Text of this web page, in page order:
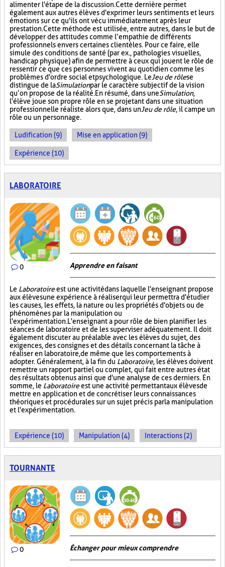
alimenter l'étape de la discussion. Cette dernière permet
également aux autres élèves d'exprimer leurs sentiments et leurs
émotions sur ce qu'ils ont vécu immédiatement après leur
prestation. Cette méthode est utilisée, entre autres, dans le but de
développer des attitudes comme l’empathie de différents
professionnels envers certaines clientèles. Pour ce faire, elle
simule des conditions de santé (par ex., pathologies visuelles,
handicap physique) afin de permettre à ceux qui jouent le rôle de
ressentir ce que ces personnes vivent au quotidien comme les
problèmes d'ordre social et psychologique. LeJeu de rôlese
distingue de laSimulationpar le caractère subjectif de la vision
qu’on propose de la réalité. En résumé, dans uneSimulation,
l'élève joue son propre rôle en se projetant dans une situation
professionnelle réaliste alors que, dans unJeu de rôle, il campe un
rôle ou un personnage.
Ludification (9) Mise en application (9)
Expérience (10)
LABORATOIRE
0 Apprendre en faisant
Le Laboratoireest une activité dans laquelle l'enseignant propose
aux élèves une expérience à réaliser qui leur permettra d'étudier
les causes, les effets, la nature ou les propriétés d'objets ou de
phénomènes par la manipulation ou
l'expérimentation. L'enseignant a pour rôle de bien planifier les
séances de laboratoire et de les superviser adéquatement. Il doit
également discuter au préalable avec les élèves du sujet, des
exigences, des consignes et des détails concernant la tâche à
réaliser en laboratoire, de même que les comportements à
adopter. Généralement, à la fin du Laboratoire, les élèves doivent
remettre un rapport partiel ou complet, qui fait entre autres état
des résultats obtenus ainsi que d'une analyse de ces derniers. En
somme, le Laboratoireest une activité permettant aux élèves de
mettre en application et de concrétiser leurs connaissances
théoriques et procédurales sur un sujet précis par la manipulation
et l'expérimentation.
Expérience (10) Manipulation (4) Interactions (2)
TOURNANTE
0 Échanger pour mieux comprendre